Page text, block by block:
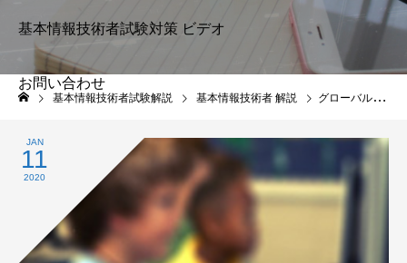
基本情報技術者試験対策 ビデオ
お問い合わせ
プライバシーポリシー
基本情報技術者試験
解説
基本情報技術者試験解説 基本情報技術者 解説 グローバルIPアドレス
JAN
11
2020